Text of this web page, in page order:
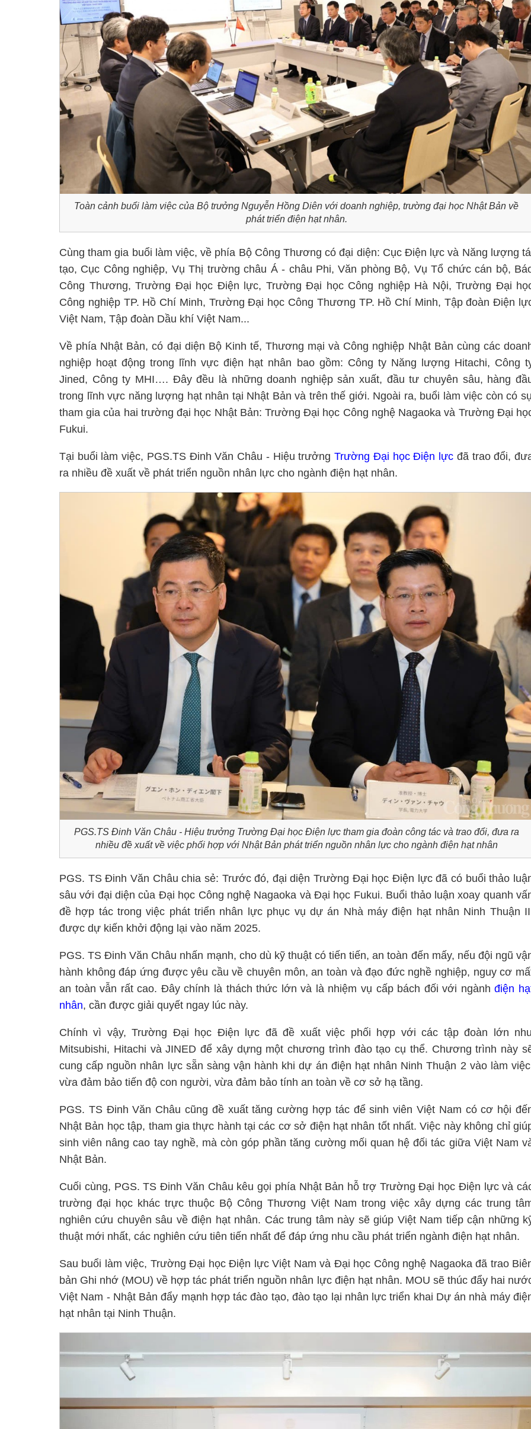
Toàn cảnh buổi làm việc của Bộ trưởng Nguyễn Hồng Diên với doanh nghiệp, trường đại học Nhật Bản về
phát triển điện hạt nhân.
Cùng tham gia buổi làm việc, về phía Bộ Công Thương có đại diện: Cục Điện lực và Năng lượng
tạo, Cục Công nghiệp, Vụ Thị trường châu Á - châu Phi, Văn phòng Bộ, Vụ Tổ chức cán bộ,
Công Thương, Trường Đại học Điện lực, Trường Đại học Công nghiệp Hà Nội, Trường Đại
Công nghiệp TP. Hồ Chí Minh, Trường Đại học Công Thương TP. Hồ Chí Minh, Tập đoàn Điện
Việt Nam, Tập đoàn Dầu khí Việt Nam...
Về phía Nhật Bản, có đại diện Bộ Kinh tế, Thương mại và Công nghiệp Nhật Bản cùng các
nghiệp hoạt động trong lĩnh vực điện hạt nhân bao gồm: Công ty Năng lượng Hitachi, Công
Jined, Công ty MHI…. Đây đều là những doanh nghiệp sản xuất, đầu tư chuyên sâu, hàng
trong lĩnh vực năng lượng hạt nhân tại Nhật Bản và trên thế giới. Ngoài ra, buổi làm việc còn có
tham gia của hai trường đại học Nhật Bản: Trường Đại học Công nghệ Nagaoka và Trường Đại
Fukui.
Tại buổi làm việc, PGS.TS Đinh Văn Châu - Hiệu trưởngTrường Đại học Điện lực đã trao đổi,
ra nhiều đề xuất về phát triển nguồn nhân lực cho ngành điện hạt nhân.
PGS.TS Đinh Văn Châu - Hiệu trưởng Trường Đại học Điện lực tham gia đoàn công tác và trao đổi, đưa ra
nhiều đề xuất về việc phối hợp với Nhật Bản phát triển nguồn nhân lực cho ngành điện hạt nhân
PGS. TS Đinh Văn Châu chia sẻ: Trước đó, đại diện Trường Đại học Điện lực đã có buổi thảo
sâu với đại diện của Đại học Công nghệ Nagaoka và Đại học Fukui. Buổi thảo luận xoay quanh
đề hợp tác trong việc phát triển nhân lực phục vụ dự án Nhà máy điện hạt nhân Ninh Thuận
được dự kiến khởi động lại vào năm 2025.
PGS. TS Đinh Văn Châu nhấn mạnh, cho dù kỹ thuật có tiến tiến, an toàn đến mấy, nếu đội ngũ
hành không đáp ứng được yêu cầu về chuyên môn, an toàn và đạo đức nghề nghiệp, nguy cơ
an toàn vẫn rất cao. Đây chính là thách thức lớn và là nhiệm vụ cấp bách đối với ngànhđiện
nhân, cần được giải quyết ngay lúc này.
Chính vì vậy, Trường Đại học Điện lực đã đề xuất việc phối hợp với các tập đoàn lớn
Mitsubishi, Hitachi và JINED để xây dựng một chương trình đào tạo cụ thể. Chương trình này
cung cấp nguồn nhân lực sẵn sàng vận hành khi dự án điện hạt nhân Ninh Thuận 2 vào làm
vừa đảm bảo tiến độ con người, vừa đảm bảo tính an toàn về cơ sở hạ tầng.
PGS. TS Đinh Văn Châu cũng đề xuất tăng cường hợp tác để sinh viên Việt Nam có cơ hội
Nhật Bản học tập, tham gia thực hành tại các cơ sở điện hạt nhân tốt nhất. Việc này không chỉ
sinh viên nâng cao tay nghề, mà còn góp phần tăng cường mối quan hệ đối tác giữa Việt Nam
Nhật Bản.
Cuối cùng, PGS. TS Đinh Văn Châu kêu gọi phía Nhật Bản hỗ trợ Trường Đại học Điện lực và
trường đại học khác trực thuộc Bộ Công Thương Việt Nam trong việc xây dựng các trung
nghiên cứu chuyên sâu về điện hạt nhân. Các trung tâm này sẽ giúp Việt Nam tiếp cận những
thuật mới nhất, các nghiên cứu tiên tiến nhất để đáp ứng nhu cầu phát triển ngành điện hạt nhân.
Sau buổi làm việc, Trường Đại học Điện lực Việt Nam và Đại học Công nghệ Nagaoka đã trao
bản Ghi nhớ (MOU) về hợp tác phát triển nguồn nhân lực điện hạt nhân. MOU sẽ thúc đẩy hai
Việt Nam - Nhật Bản đẩy mạnh hợp tác đào tạo, đào tạo lại nhân lực triển khai Dự án nhà máy
hạt nhân tại Ninh Thuận.